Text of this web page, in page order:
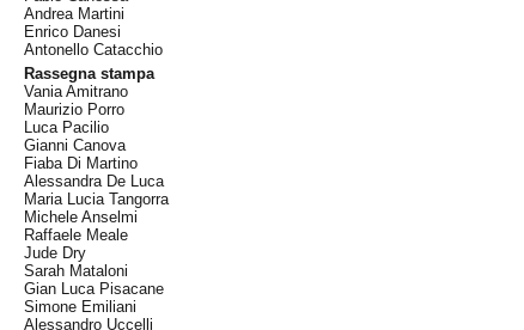
Andrea Martini
Enrico Danesi
Antonello Catacchio
Rassegna stampa
Vania Amitrano
Maurizio Porro
Luca Pacilio
Gianni Canova
Fiaba Di Martino
Alessandra De Luca
Maria Lucia Tangorra
Michele Anselmi
Raffaele Meale
Jude Dry
Sarah Mataloni
Gian Luca Pisacane
Simone Emiliani
Alessandro Uccelli